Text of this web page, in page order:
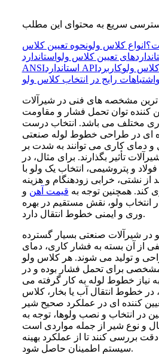
سریع به محتوای این مطلب
انواع کلاس ولونحوه تعیین کلاس
تعیین کلاس ولو
ANSI
استاندارد API کلاس ولوکاربرد
اشتباهات رایج در انتخاب کلاس ولو
مشخصه های فنی در شیرآلات
کننده توان تحمل فشار و مقاومت
مختلف می باشد. انتخاب درست
ای در طراحی خطوط لوله صنعتی
و دمای کاری می توانند به شدت بر
تأثیر بگذارند. برای مثال، در
و پتروشیمی، انتخاب یک ولو با
نشتی، خرابی زودهنگام و هزینه
کند. همچنین توجه به قیمت آهن و
انتخاب ولو، نقش مستقیم در بهره
وری و ایمنی خطوط انتقال دارد.
در شیرآلات صنعتی بسیار گسترده
از آن بسته به فشار کاری، دمای
و تولید می شوند. هر کلاس ولو
مشخصی برای تحمل فشار بوده و در
نیاز خطوط لوله به کار گرفته می
در خطوط انتقال آب یا بخار، کلاس
کننده ای در عملکرد صحیح شیر
در انتخاب و نصب ولوها، توجه به
و نوع شیر از جمله مواردی است
بررسی کنند تا از عملکرد بهینه
سیستم اطمینان حاصل شود.